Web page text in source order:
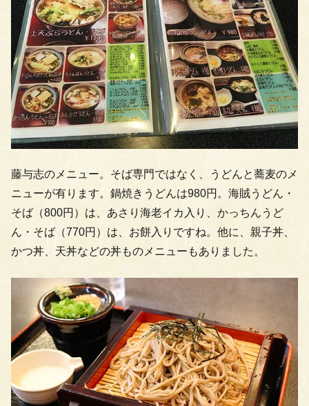
藤与志のメニュー。そば専門ではなく、うどんと蕎麦のメ
ニューが有ります。鍋焼きうどんは980円。海賊うどん・
そば（800円）は、あさり海老イカ入り、かっちんうど
ん・そば（770円）は、お餅入りですね。他に、親子丼、
かつ丼、天丼などの丼ものメニューもありました。